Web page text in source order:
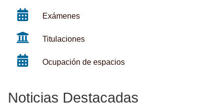
Exámenes
Titulaciones
Ocupación de espacios
Noticias Destacadas